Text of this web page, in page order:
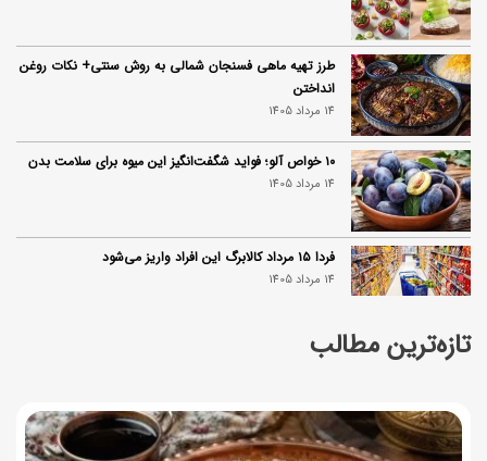
تازه‌ترین مطالب
طرز تهیه ماهی فسنجان شمالی به روش سنتی+ نکات روغن
انداختن
14 مرداد 1405
۱۰ خواص آلو؛ فواید شگفت‌انگیز این میوه برای سلامت بدن
14 مرداد 1405
فردا ۱۵ مرداد کالابرگ این افراد واریز می‌شود
14 مرداد 1405
زمان شارژ کالابرگ تغییر کرد؛ جزئیات برنامه جدید واریز اعتبار
توصیه‌های مهم برای دفع انواع حشرات در خانه